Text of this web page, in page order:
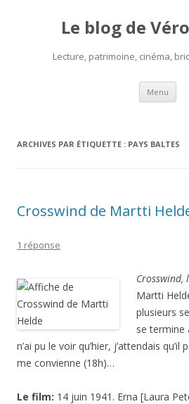
Le blog de
Lecture, patrimoine, cinéma,
Menu Aller
ARCHIVES PAR ÉTIQUETTE : PAYS BALTES
Crosswind de Martti
1 réponse
Crosswind,
Martti
plusieurs
se termine
n’ai pu le voir qu’hier, j’attendais
me convienne (18h)…
Le film: 14 juin 1941. Erna [Laura